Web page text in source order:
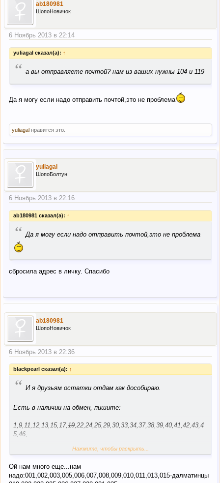
ab180981
ШопоНовичок
6 Ноябрь 2013 в 22:14
yuliagal сказал(а): ↑
“ а вы отправляете почтой? нам из ваших нужны 104 и 119
Да я могу если надо отправить почтой,это не проблема
yuliagal нравится это.
yuliagal
ШопоБолтун
6 Ноябрь 2013 в 22:16
ab180981 сказал(а): ↑
“ Да я могу если надо отправить почтой,это не проблема
сбросила адрес в личку. Спасибо
ab180981
ШопоНовичок
6 Ноябрь 2013 в 22:36
blackpearl сказал(а): ↑
“ И я друзьям остатки отдам как дособираю.
Есть в наличии на обмен, пишите:
1,9,11,12,13,15,17,19,22,24,25,29,30,33,34,37,38,39,40,41,42,43,4
5,46,
47,48,50,52,53,55,57,58,60,61,62,63,64,68,70,71,72,79,81,85,89,90
104,106,107,108,112,113,116,122,123,128,129,132,133,136,138,139
Нажмите, чтобы раскрыть...
Ой нам много еще...нам
надо:001,002,003,005,006,007,008,009,010,011,013,015-далматинцы